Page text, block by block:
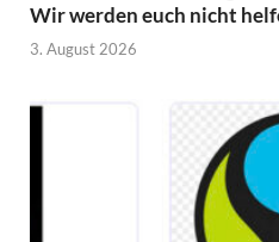
Wir werden euch nicht
3. August 2026